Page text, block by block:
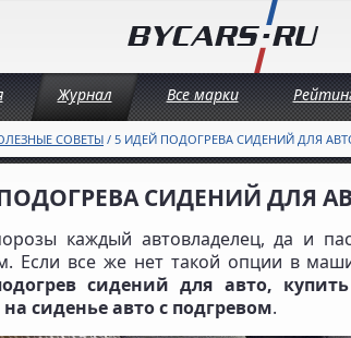
Журнал Все марки
СОВЕТЫ / 5 ИДЕЙ ПОДОГРЕВА СИДЕНИЙ ДЛЯ АВТО
СИДЕНИЙ ДЛЯ
каждый автовладелец, да и
Если все же нет такой опции в
сидений для авто, купить
сиденье авто с подгревом.